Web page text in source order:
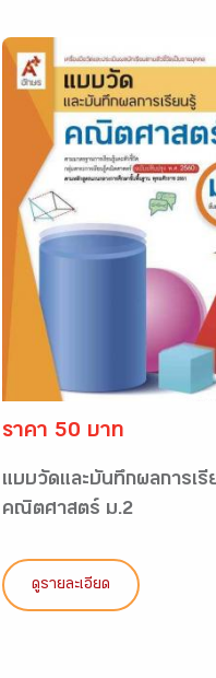
ราคา 50 บาท
แบบวัดและบันทึกผลการเรี
คณิตศาสตร์ ม.2
ดูรายละเอียด